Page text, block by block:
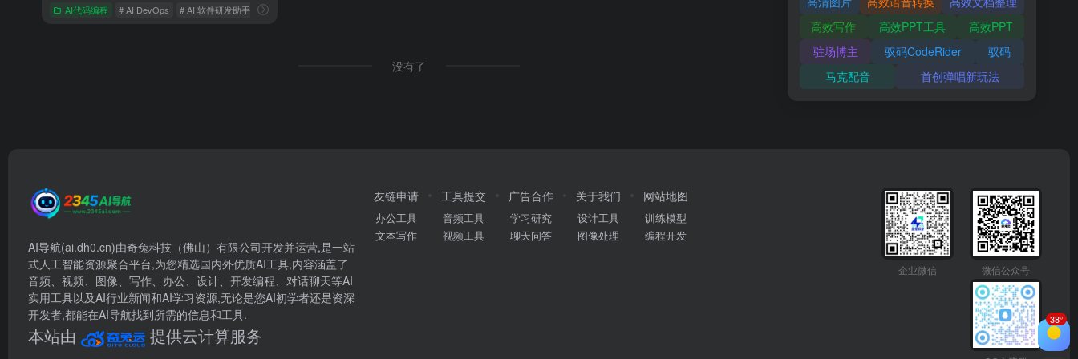
AI代码编程 # AI DevOps # AI 软件研发助手 # AI研发助手
没有了
高效写作
高效PPT工具
高效PPT
驻场博主
驭码CodeRider
驭码
马克配音
首创弹唱新玩法
AI导航(ai.dh0.cn)由奇兔科技（佛山）有限公司开发并运营,是一站
式人工智能资源聚合平台,为您精选国内外优质AI工具,内容涵盖了
音频、视频、图像、写作、办公、设计、开发编程、对话聊天等AI
实用工具以及AI行业新闻和AI学习资源,无论是您AI初学者还是资深
开发者,都能在AI导航找到所需的信息和工具.
本站由 提供云计算服务
友链申请
办公工具
文本写作
工具提交
音频工具
视频工具
广告合作
学习研究
聊天问答
关于我们
设计工具
图像处理
网站地图
训练模型
编程开发
企业微信 微信公众号
38°